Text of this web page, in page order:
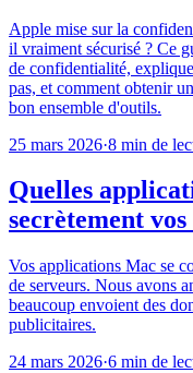
Apple mise sur la
il vraiment sécurisé ? Ce
de confidentialité,
pas, et comment obtenir
bon ensemble d'outils.
25 mars 2026·8 min de
Quelles
secrètement vos
Vos applications Mac se
de serveurs. Nous avons
beaucoup envoient des
publicitaires.
24 mars 2026·6 min de